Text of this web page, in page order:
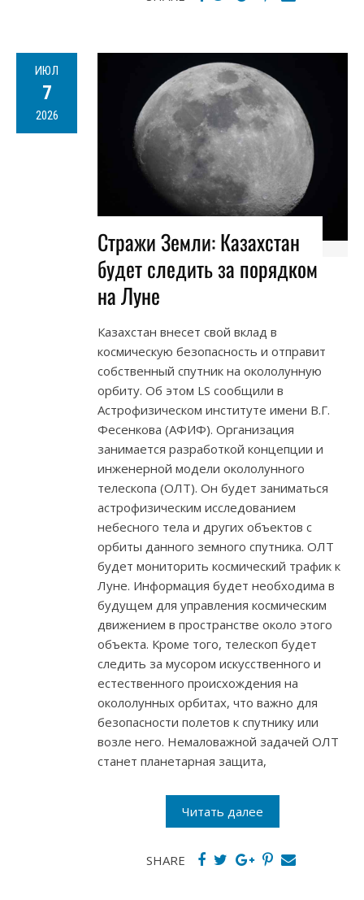
ИЮЛ
7
2026
Стражи Земли: Казахстан
будет следить за порядком
на Луне
Казахстан внесет свой вклад в
космическую безопасность и отправит
собственный спутник на окололунную
орбиту. Об этом LS сообщили в
Астрофизическом институте имени В.Г.
Фесенкова (АФИФ). Организация
занимается разработкой концепции и
инженерной модели окололунного
телескопа (ОЛТ). Он будет заниматься
астрофизическим исследованием
небесного тела и других объектов с
орбиты данного земного спутника. ОЛТ
будет мониторить космический трафик к
Луне. Информация будет необходима в
будущем для управления космическим
движением в пространстве около этого
объекта. Кроме того, телескоп будет
следить за мусором искусственного и
естественного происхождения на
окололунных орбитах, что важно для
безопасности полетов к спутнику или
возле него. Немаловажной задачей ОЛТ
станет планетарная защита,
Читать далее
SHARE